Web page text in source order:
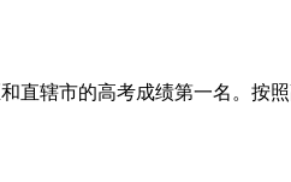
辖市的高考成绩第一名。按